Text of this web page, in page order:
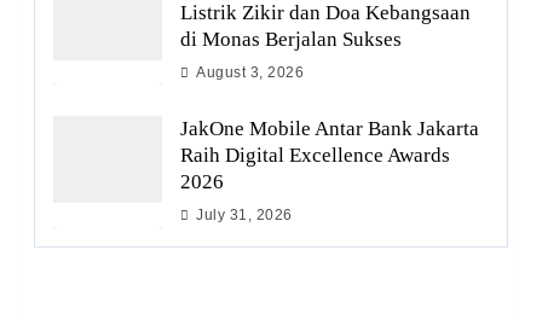
Listrik Zikir dan Doa Kebangsaan
di Monas Berjalan Sukses
August 3, 2026
JakOne Mobile Antar Bank Jakarta
Raih Digital Excellence Awards
2026
July 31, 2026